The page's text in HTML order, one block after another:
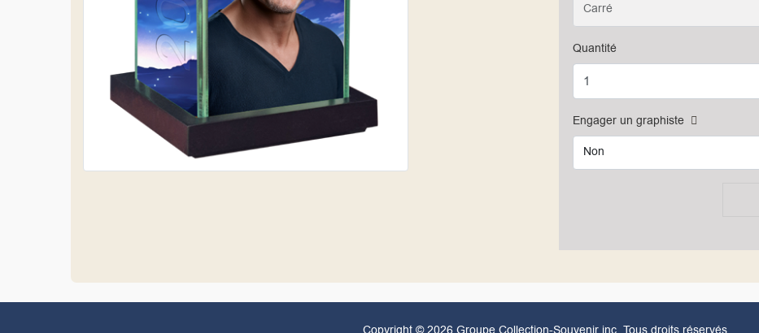
Carré
Quantité
Engager un graphiste
Non